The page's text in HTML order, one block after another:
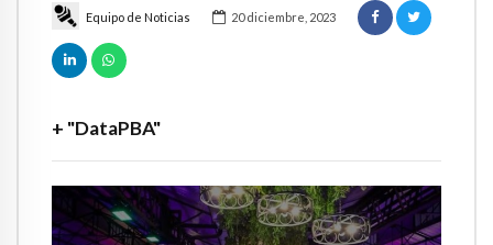
Equipo de Noticias 20 diciembre, 2023
+ "DataPBA"